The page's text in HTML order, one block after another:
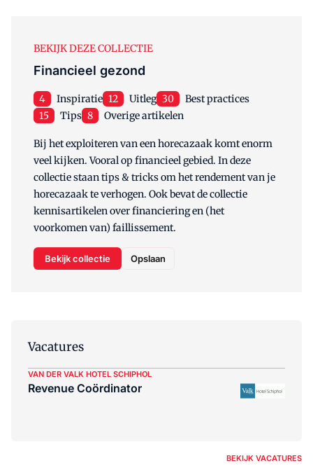
BEKIJK DEZE COLLECTIE
Financieel gezond
4 Inspiratie 12 Uitleg 30
Best practices
15
Tips 8 Overige artikelen
Bij het exploiteren van een horecazaak komt enorm
veel kijken. Vooral op financieel gebied. In deze
collectie staan tips & tricks om het rendement van je
horecazaak te verhogen. Ook bevat de collectie
kennisartikelen over financiering en (het
voorkomen van) faillissement.
Bekijk collectie Opslaan
Vacatures
VAN DER VALK HOTEL SCHIPHOL
Revenue Coördinator
BEKIJK VACATURES